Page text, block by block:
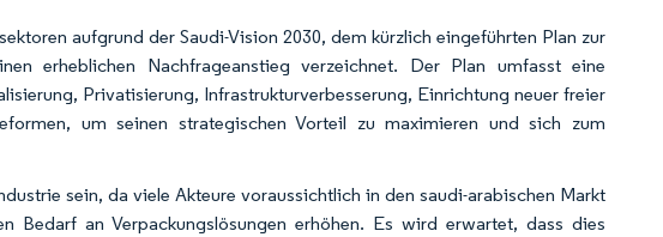
aufgrund der Saudi-Vision 2030, dem kürzlich eingeführten Plan zur
erheblichen Nachfrageanstieg verzeichnet. Der Plan umfasst eine
Privatisierung, Infrastrukturverbesserung, Einrichtung neuer freier
um seinen strategischen Vorteil zu maximieren und sich zum
sein, da viele Akteure voraussichtlich in den saudi-arabischen Markt
Bedarf an Verpackungslösungen erhöhen. Es wird erwartet, dass dies